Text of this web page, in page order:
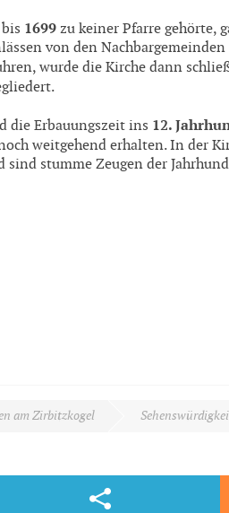
1699 zu keiner Pfarre gehörte,
von den
wurde die Kirche dann
die Erbauungszeit ins 12.
weitgehend erhalten. In der
sind stumme Zeugen der
am Zirbitzkogel